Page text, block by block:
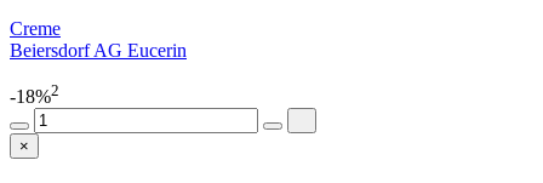
Creme
Beiersdorf AG Eucerin
-18%2
×